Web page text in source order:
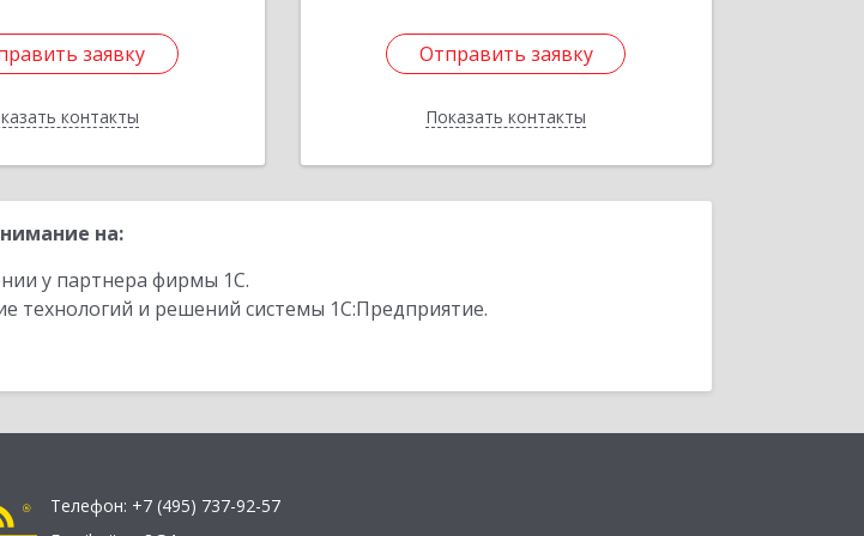
заявку
контакты
заявку
Назад
Отправить заявку
Показать контакты
Отправить заявку
Назад
на:
у партнера фирмы 1С.
технологий и решений системы 1С:Предприятие.
Телефон: +7 (495) 737-92-57